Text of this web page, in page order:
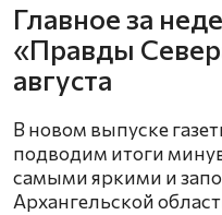
Главное за
«Правды
августа
В новом выпуске
подводим итоги
самыми яркими и
Архангельской